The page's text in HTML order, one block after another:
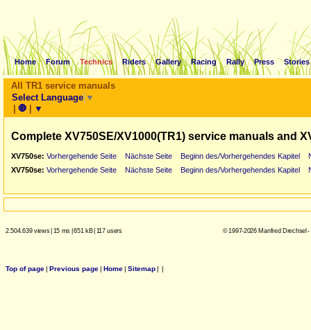
Home Forum Technics Riders Gallery Racing Rally Press Stories
All TR1 service manuals
Select Language ▼
| 🛑 | ▼
Complete XV750SE/XV1000(TR1) service manuals and
XV750se: Vorhergehende Seite Nächste Seite Beginn des/Vorhergehendes Kapitel
XV750se: Vorhergehende Seite Nächste Seite Beginn des/Vorhergehendes Kapitel
2.504.639 views| 15 ms |651 kB| 117 users © 1997-2026 Manfred Drechsel
Top of page| Previous page| Home| Sitemap| |